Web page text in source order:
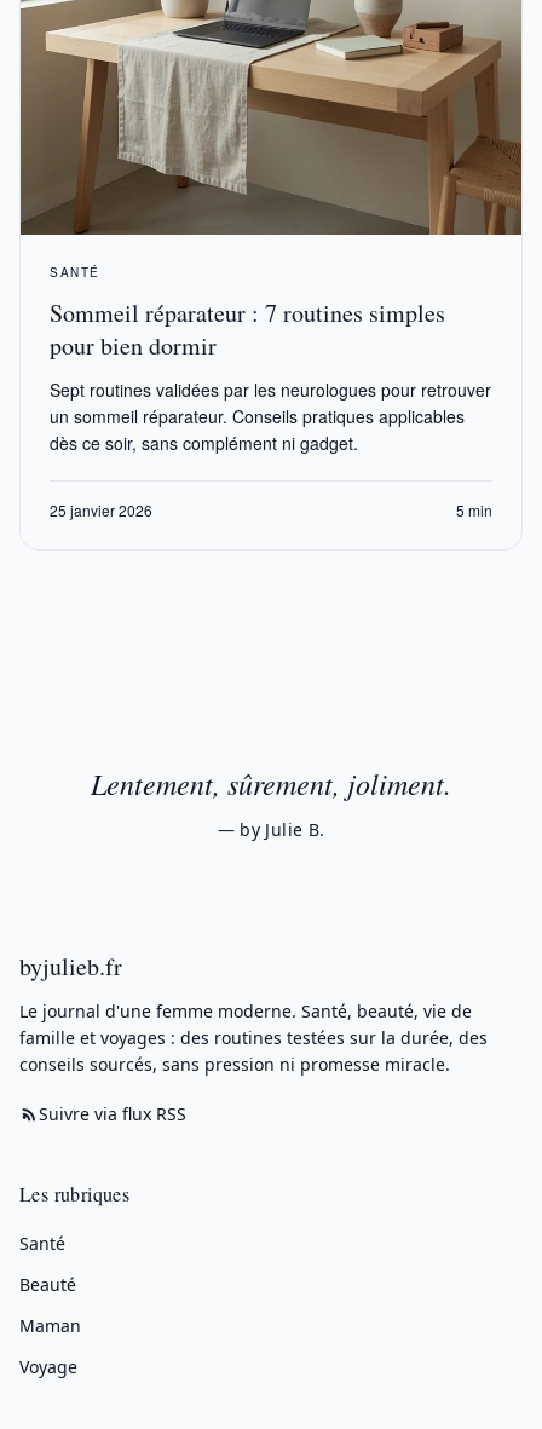
SANTÉ
Sommeil réparateur : 7 routines simples
pour bien dormir
Sept routines validées par les neurologues pour retrouver
un sommeil réparateur. Conseils pratiques applicables
dès ce soir, sans complément ni gadget.
25 janvier 2026 5 min
Lentement, sûrement, joliment.
— by Julie B.
byjulieb.fr
Le journal d'une femme moderne. Santé, beauté, vie de
famille et voyages : des routines testées sur la durée, des
conseils sourcés, sans pression ni promesse miracle.
Suivre via flux RSS
Les rubriques
Santé
Beauté
Maman
Voyage